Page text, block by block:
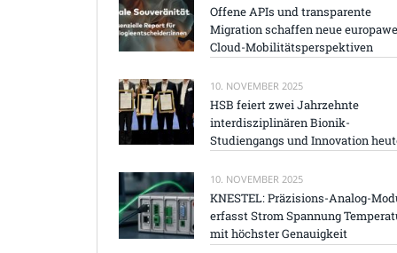
Offene APIs und transparente
Migration schaffen neue
Cloud-Mobilitätsperspektiven
10. NOVEMBER 2025
HSB feiert zwei Jahrzehnte
interdisziplinären Bionik-
Studiengangs und Innovation
10. NOVEMBER 2025
KNESTEL: Präzisions-Analog-
erfasst Strom Spannung
mit höchster Genauigkeit